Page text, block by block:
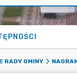
RADY GMINY